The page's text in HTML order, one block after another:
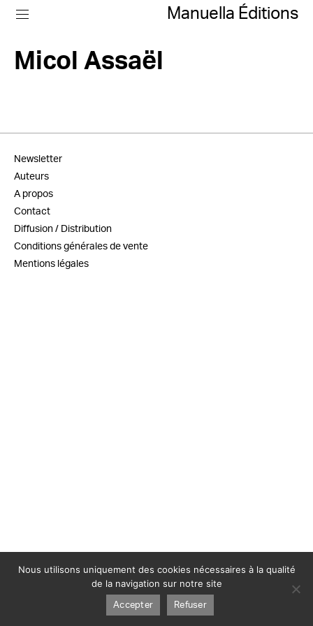
Manuella Éditions
Micol Assaël
Newsletter
Auteurs
A propos
Contact
Diffusion / Distribution
Conditions générales de vente
Mentions légales
Nous utilisons uniquement des cookies nécessaires à la qualité
de la navigation sur notre site
Accepter Refuser